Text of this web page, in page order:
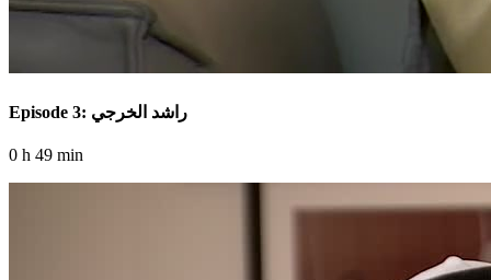
Episode 3: راشد الخرجي
0 h 49 min